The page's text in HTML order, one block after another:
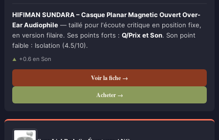
HIFIMAN SUNDARA – Casque Planar Magnetic Ouvert Over-
Ear Audiophile — taillé pour l'écoute critique en position fixe,
en version filaire. Ses points forts : Q/Prix et Son. Son point
faible : Isolation (4.5/10).
+0.6 en Son
Voir la fiche →
Acheter →